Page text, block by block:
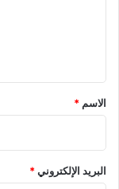
*
الاسم *
البريد الإلكتروني*